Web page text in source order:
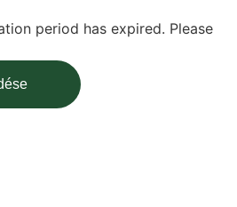
period has expired. Please